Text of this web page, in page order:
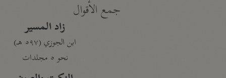
جمع الأقوال
زاد المسير
ابن الجوزي (٥٩٧ هـ)
نحو ٥ مجلدات